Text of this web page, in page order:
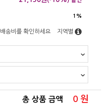
1%
배송비를 확인하세요 지역별
총 상품 금액 0 원